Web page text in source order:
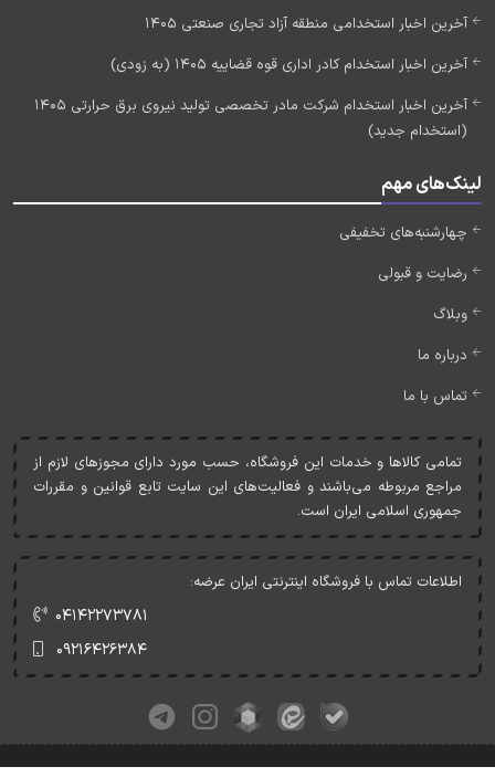
آخرین اخبار استخدامی منطقه آزاد تجاری صنعتی 1405
آخرین اخبار استخدام کادر اداری قوه قضاییه 1405 (به زودی)
آخرین اخبار استخدام شرکت مادر تخصصی تولید نیروی برق حرارتی 1405
(استخدام جدید)
لینک‌های مهم
چهارشنبه‌های تخفیفی
رضایت و قبولی
وبلاگ
درباره ما
تماس با ما
تمامی کالاها و خدمات اين فروشگاه، حسب مورد دارای مجوزهای لازم از
مراجع مربوطه می‌باشند و فعاليت‌های اين سايت تابع قوانين و مقررات
جمهوری اسلامی ايران است.
اطلاعات تماس با فروشگاه اینترنتی ایران عرضه:
۰۴۱۴۲۲۷۳۷۸۱
۰۹۲۱۶۴۲۶۳۸۴